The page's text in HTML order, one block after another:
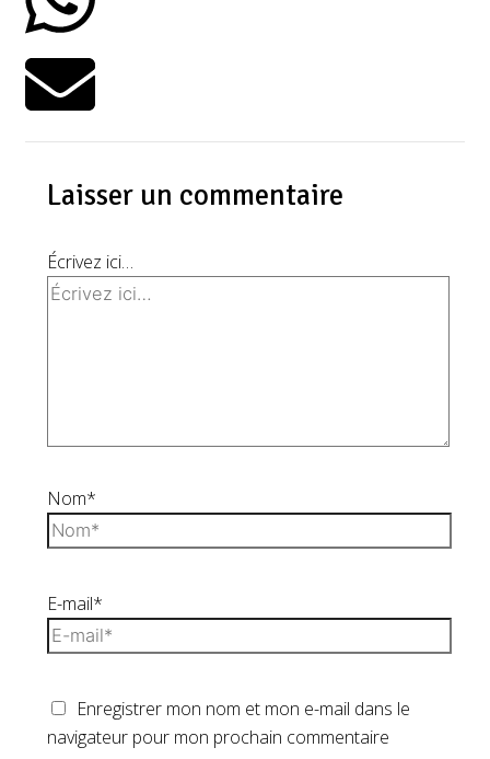
Laisser un commentaire
Écrivez ici…
Nom*
E-mail*
Enregistrer mon nom et mon e-mail dans le
navigateur pour mon prochain commentaire